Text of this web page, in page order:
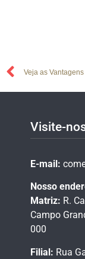
Visite-
E-mail:
Nosso
Matriz: R.
Campo
000
Filial: Rua